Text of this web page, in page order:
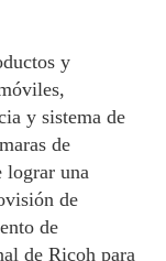
y
y sistema de
de
lograr una
de
de
de Ricoh para